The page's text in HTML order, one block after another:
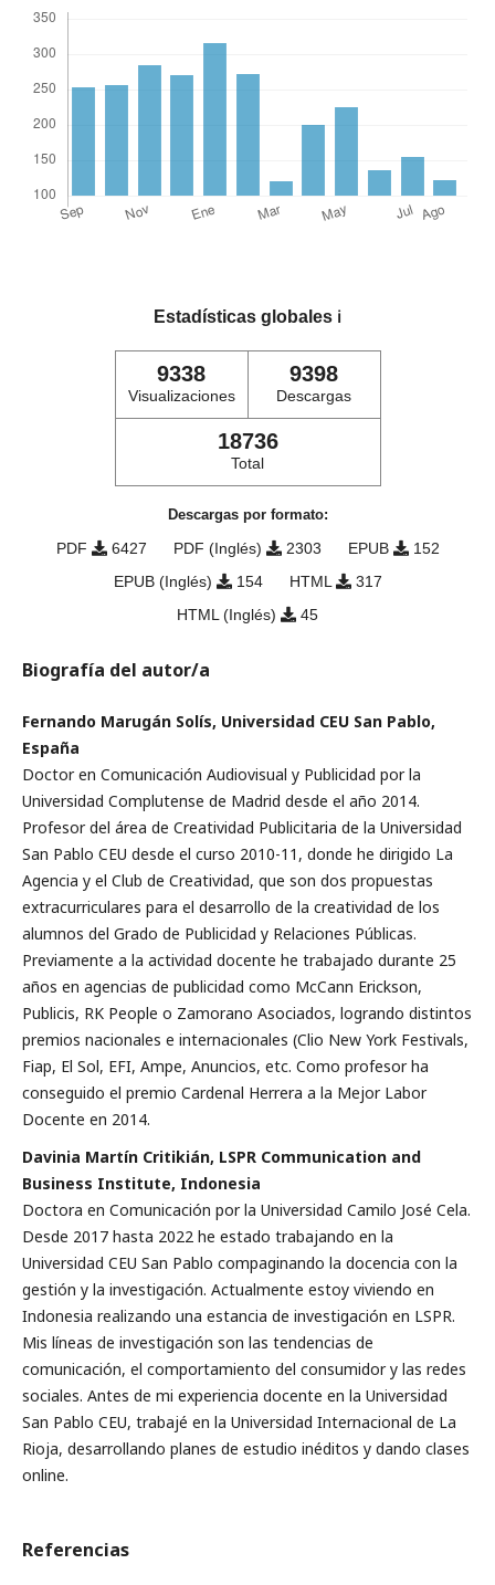
Estadísticas globales ℹ️
9338
Visualizaciones
9398
Descargas
18736
Total
Descargas por formato:
PDF 6427 PDF (Inglés) 2303 EPUB
152
EPUB (Inglés)
154 HTML
317
HTML (Inglés)
45
Biografía del autor/a
Fernando Marugán Solís, Universidad CEU San Pablo,
España
Doctor en Comunicación Audiovisual y Publicidad por la
Universidad Complutense de Madrid desde el año 2014.
Profesor del área de Creatividad Publicitaria de la Universidad
San Pablo CEU desde el curso 2010-11, donde he dirigido La
Agencia y el Club de Creatividad, que son dos propuestas
extracurriculares para el desarrollo de la creatividad de los
alumnos del Grado de Publicidad y Relaciones Públicas.
Previamente a la actividad docente he trabajado durante 25
años en agencias de publicidad como McCann Erickson,
Publicis, RK People o Zamorano Asociados, logrando distintos
premios nacionales e internacionales (Clio New York Festivals,
Fiap, El Sol, EFI, Ampe, Anuncios, etc. Como profesor ha
conseguido el premio Cardenal Herrera a la Mejor Labor
Docente en 2014.
Davinia Martín Critikián, LSPR Communication and
Business Institute, Indonesia
Doctora en Comunicación por la Universidad Camilo José Cela.
Desde 2017 hasta 2022 he estado trabajando en la
Universidad CEU San Pablo compaginando la docencia con la
gestión y la investigación. Actualmente estoy viviendo en
Indonesia realizando una estancia de investigación en LSPR.
Mis líneas de investigación son las tendencias de
comunicación, el comportamiento del consumidor y las redes
sociales. Antes de mi experiencia docente en la Universidad
San Pablo CEU, trabajé en la Universidad Internacional de La
Rioja, desarrollando planes de estudio inéditos y dando clases
online.
Referencias